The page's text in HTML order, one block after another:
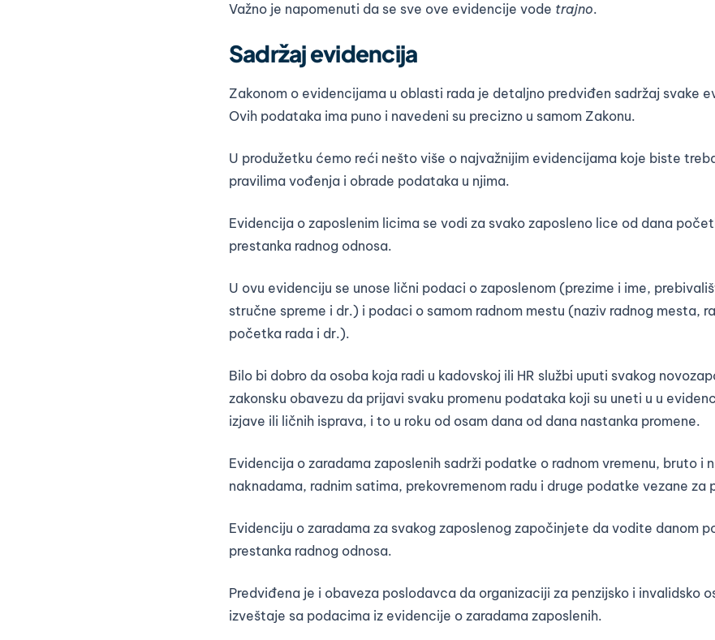
Važno je napomenuti da se sve ove evidencije vode trajno.
Sadržaj evidencija
Zakonom o evidencijama u oblasti rada je detaljno predviđen sadržaj svake
Ovih podataka ima puno i navedeni su precizno u samom Zakonu.
U produžetku ćemo reći nešto više o najvažnijim evidencijama koje biste
pravilima vođenja i obrade podataka u njima.
Evidencija o zaposlenim licima se vodi za svako zaposleno lice od dana
prestanka radnog odnosa.
U ovu evidenciju se unose lični podaci o zaposlenom (prezime i ime,
stručne spreme i dr.) i podaci o samom radnom mestu (naziv radnog mesta,
početka rada i dr.).
Bilo bi dobro da osoba koja radi u kadovskoj ili HR službi uputi svakog
zakonsku obavezu da prijavi svaku promenu podataka koji su uneti u u
izjave ili ličnih isprava, i to u roku od osam dana od dana nastanka promene.
Evidencija o zaradama zaposlenih sadrži podatke o radnom vremenu, bruto i
naknadama, radnim satima, prekovremenom radu i druge podatke vezane za
Evidenciju o zaradama za svakog zaposlenog započinjete da vodite danom
prestanka radnog odnosa.
Predviđena je i obaveza poslodavca da organizaciji za penzijsko i invalidsko
izveštaje sa podacima iz evidencije o zaradama zaposlenih.